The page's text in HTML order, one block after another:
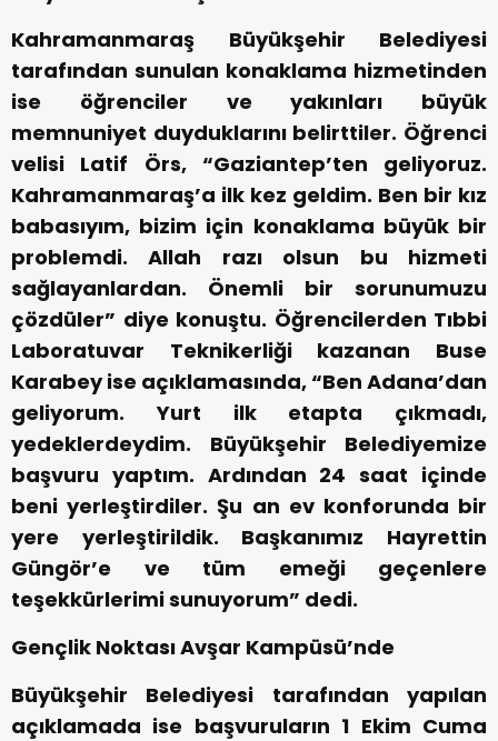
Kahramanmaraş Büyükşehir Belediyesi
tarafından sunulan konaklama hizmetinden
ise öğrenciler ve yakınları büyük
memnuniyet duyduklarını belirttiler. Öğrenci
velisi Latif Örs, “Gaziantep’ten geliyoruz.
Kahramanmaraş’a ilk kez geldim. Ben bir kız
babasıyım, bizim için konaklama büyük bir
problemdi. Allah razı olsun bu hizmeti
sağlayanlardan. Önemli bir sorunumuzu
çözdüler” diye konuştu. Öğrencilerden Tıbbi
Laboratuvar Teknikerliği kazanan Buse
Karabey ise açıklamasında, “Ben Adana’dan
geliyorum. Yurt ilk etapta çıkmadı,
yedeklerdeydim. Büyükşehir Belediyemize
başvuru yaptım. Ardından 24 saat içinde
beni yerleştirdiler. Şu an ev konforunda bir
yere yerleştirildik. Başkanımız Hayrettin
Güngör’e ve tüm emeği geçenlere
teşekkürlerimi sunuyorum” dedi.
Gençlik Noktası Avşar Kampüsü’nde
Büyükşehir Belediyesi tarafından yapılan
açıklamada ise başvuruların 1 Ekim Cuma